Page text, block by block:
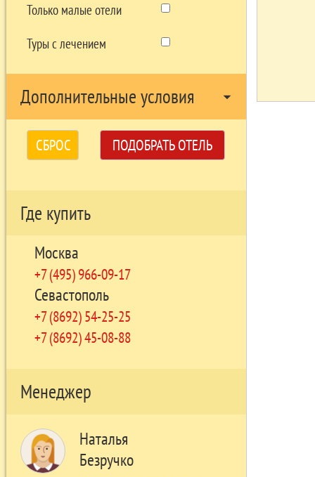
Только малые отели
Туры с лечением
Дополнительные условия arrow_drop_down
СБРОС ПОДОБРАТЬ ОТЕЛЬ
Где купить
Москва
+7 (495) 966-09-17
Севастополь
+7 (8692) 54-25-25
+7 (8692) 45-08-88
Менеджер
Наталья
Безручко